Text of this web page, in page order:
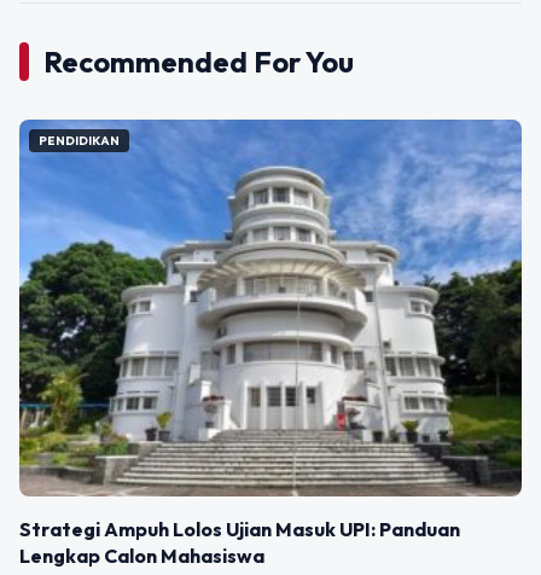
Recommended For You
PENDIDIKAN
Strategi Ampuh Lolos Ujian Masuk UPI: Panduan
Lengkap Calon Mahasiswa